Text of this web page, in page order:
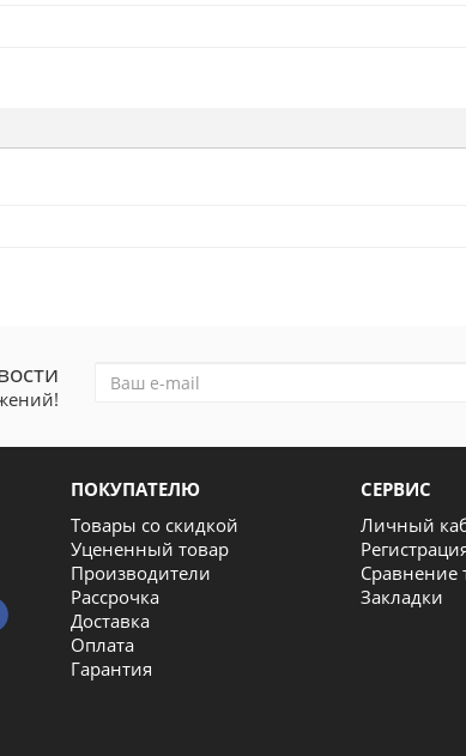
ПОКУПАТЕЛЮ
Товары со скидкой
Уцененный товар
Производители
Рассрочка
Доставка
Оплата
Гарантия
СЕРВИС
Личный
Сравнение
Закладки